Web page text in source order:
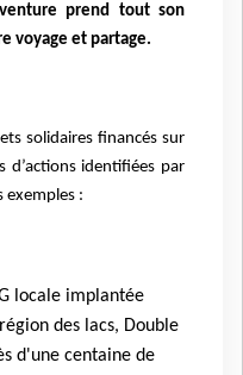
prend tout son
voyage et partage.
solidaires financés sur
identifiées par
exemples :
locale implantée
des lacs, Double
d'une centaine de